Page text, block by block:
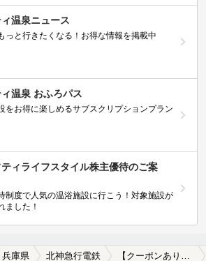
温泉ニュース
っと行きたくなる！お得な情報を掲載中
温泉 おふろパス
をお得に楽しめるサブスクリプションプラン
ティライフスタイル株主優待のご案
制度で人気の温浴施設に行こう！対象施設が
ました！
兵庫県 北神急行電鉄 【クーポンあり】貸切風呂、個室風呂付きの北神急行電鉄周辺の温泉、日帰り温泉、スーパー銭湯を探す